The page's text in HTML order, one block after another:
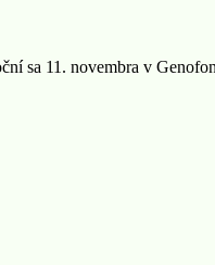
sa 11. novembra v